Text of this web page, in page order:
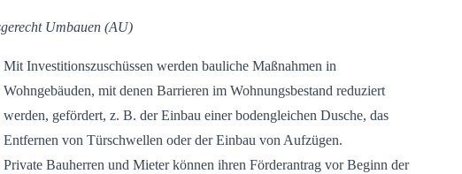
Umbauen (AU)
Mit Investitionszuschüssen werden bauliche Maßnahmen in
Wohngebäuden, mit denen Barrieren im Wohnungsbestand reduziert
werden, gefördert, z. B. der Einbau einer bodengleichen Dusche, das
Entfernen von Türschwellen oder der Einbau von Aufzügen.
Private Bauherren und Mieter können ihren Förderantrag vor Beginn der